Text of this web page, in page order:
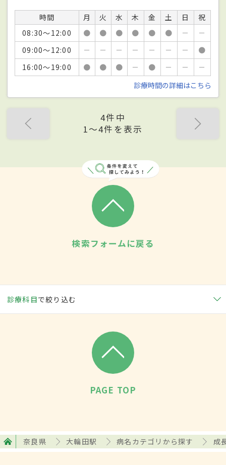
時間 月 火 水 木 金 土 日
祝
08:30～12:00
● ● ● ● ● ● －
－
09:00～12:00
－ － － － － － －
●
16:00～19:00
● ● ● － ● － －
－
診療時間の詳細はこちら
4件中
1〜4件を表示
検索フォームに戻る
診療科目で絞り込む
PAGE TOP
奈良県 大輪田駅 病名カテゴリから探す 成